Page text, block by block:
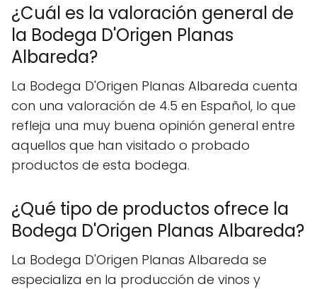
¿Cuál es la valoración general de
la Bodega D'Origen Planas
Albareda?
La Bodega D'Origen Planas Albareda cuenta
con una valoración de 4.5 en Español, lo que
refleja una muy buena opinión general entre
aquellos que han visitado o probado
productos de esta bodega.
¿Qué tipo de productos ofrece la
Bodega D'Origen Planas Albareda?
La Bodega D'Origen Planas Albareda se
especializa en la producción de vinos y